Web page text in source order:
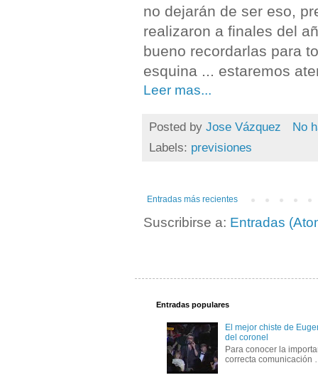
no dejarán de ser eso,
realizaron a finales del
bueno recordarlas para
esquina ... estaremos
Leer mas...
Posted by Jose Vázquez
No
Labels: previsiones
Entradas más recientes
Suscribirse a: Entradas
Entradas populares
El mejor chiste de
del coronel
Para conocer la
correcta